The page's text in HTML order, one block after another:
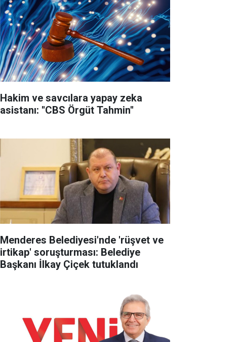
Hakim ve savcılara yapay zeka
asistanı: ''CBS Örgüt Tahmin''
Menderes Belediyesi'nde 'rüşvet ve
irtikap' soruşturması: Belediye
Başkanı İlkay Çiçek tutuklandı